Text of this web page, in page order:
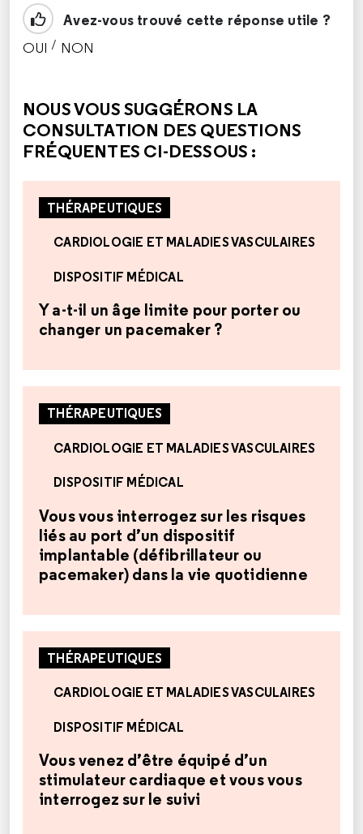
Avez-vous trouvé cette réponse utile ?
OUI / NON
NOUS VOUS SUGGÉRONS LA
CONSULTATION DES QUESTIONS
FRÉQUENTES CI-DESSOUS :
THÉRAPEUTIQUES
CARDIOLOGIE ET MALADIES VASCULAIRES
DISPOSITIF MÉDICAL
Y a-t-il un âge limite pour porter ou
changer un pacemaker ?
THÉRAPEUTIQUES
CARDIOLOGIE ET MALADIES VASCULAIRES
DISPOSITIF MÉDICAL
Vous vous interrogez sur les risques
liés au port d’un dispositif
implantable (défibrillateur ou
pacemaker) dans la vie quotidienne
THÉRAPEUTIQUES
CARDIOLOGIE ET MALADIES VASCULAIRES
DISPOSITIF MÉDICAL
Vous venez d’être équipé d’un
stimulateur cardiaque et vous vous
interrogez sur le suivi